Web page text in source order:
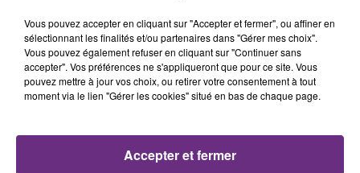
7h44
7h44 7h41
7h41
Vous pouvez accepter en cliquant sur "Accepter et fermer", ou affiner en
sélectionnant les finalités et/ou partenaires dans "Gérer mes choix".
Vous pouvez également refuser en cliquant sur "Continuer sans
accepter". Vos préférences ne s'appliqueront que pour ce site. Vous
pouvez mettre à jour vos choix, ou retirer votre consentement à tout
moment via le lien "Gérer les cookies" situé en bas de chaque page.
Accepter et fermer